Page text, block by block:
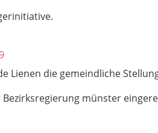
Lienen die gemeindliche
münster